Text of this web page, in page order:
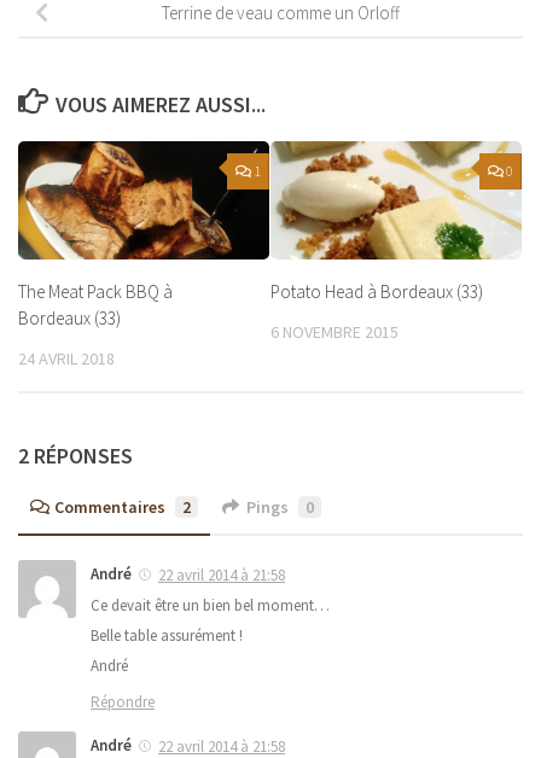
Terrine de veau comme un Orloff
VOUS AIMEREZ AUSSI...
1
The Meat Pack BBQ à
Bordeaux (33)
24 AVRIL 2018
0
Potato Head à Bordeaux (33)
6 NOVEMBRE 2015
2 RÉPONSES
Commentaires 2 Pings 0
André
22 avril 2014 à 21:58
Ce devait être un bien bel moment…
Belle table assurément !
André
Répondre
André
22 avril 2014 à 21:58